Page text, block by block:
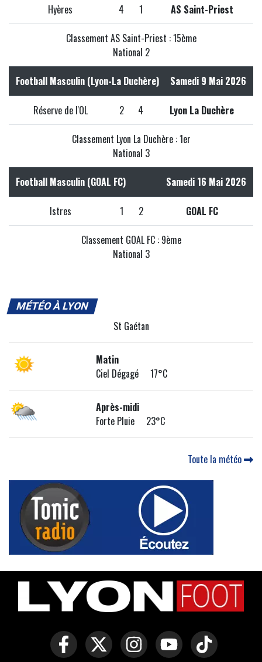
Hyères 4 1 AS Saint-Priest
Classement AS Saint-Priest : 15ème
National 2
Football Masculin (Lyon-La Duchère) Samedi 9 Mai 2026
Réserve de l'OL 2 4 Lyon La Duchère
Classement Lyon La Duchère : 1er
National 3
Football Masculin (GOAL FC) Samedi 16 Mai 2026
Istres 1 2 GOAL FC
Classement GOAL FC : 9ème
National 3
MÉTÉO À LYON
St Gaétan
Matin
Ciel Dégagé 17°C
Après-midi
Forte Pluie 23°C
Toute la météo